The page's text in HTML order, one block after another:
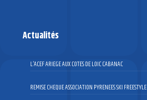
Actualités
L’ACEF ARIEGE AUX COTES DE LOIC CABANAC
REMISE CHEQUE ASSOCIATION PYRENEES SKI FREESTYLE